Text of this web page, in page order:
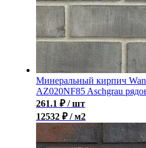
Минеральный кирпич
AZ020NF85 Aschgrau
261.1 ₽ / шт
12532 ₽ / м2